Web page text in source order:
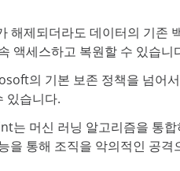
해제되더라도 데이터의 기존
액세스하고 복원할 수 있습니
의 기본 보존 정책을 넘어
있습니다.
는 머신 러닝 알고리즘을 통
을 통해 조직을 악의적인 공